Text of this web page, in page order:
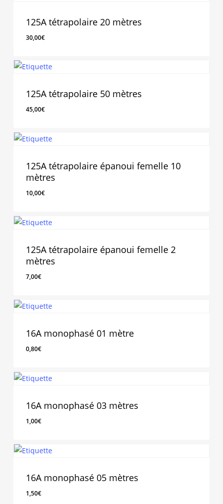
125A tétrapolaire 20 mètres
30,00€
125A tétrapolaire 50 mètres
45,00€
125A tétrapolaire épanoui femelle 10
mètres
10,00€
125A tétrapolaire épanoui femelle 2
mètres
7,00€
16A monophasé 01 mètre
0,80€
16A monophasé 03 mètres
1,00€
16A monophasé 05 mètres
1,50€